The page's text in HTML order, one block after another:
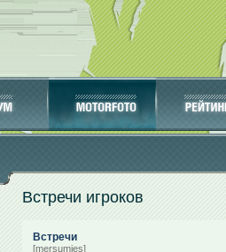
Встречи игроков
Встречи
[mersumies]